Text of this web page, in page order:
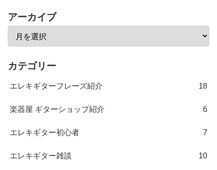
アーカイブ
カテゴリー
エレキギターフレーズ紹介 18
楽器屋 ギターショップ紹介 6
エレキギター初心者 7
エレキギター雑談 10